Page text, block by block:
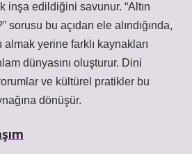
inşa edildiğini savunur. “Altın
sorusu bu açıdan ele alındığında,
almak yerine farklı kaynakları
dünyasını oluşturur. Dini
ve kültürel pratikler bu
dönüşür.